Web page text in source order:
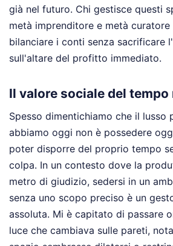
già nel futuro. Chi gestisce questi
metà imprenditore e metà
bilanciare i conti senza sacrificare
sull'altare del profitto immediato.
Il valore sociale del
Spesso dimentichiamo che il lusso
abbiamo oggi non è possedere
poter disporre del proprio tempo
colpa. In un contesto dove la
metro di giudizio, sedersi in un
senza uno scopo preciso è un
assoluta. Mi è capitato di passare
luce che cambiava sulle pareti,